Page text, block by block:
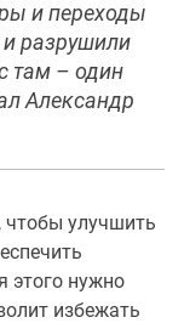
и переходы
и разрушили
там – один
Александр
чтобы улучшить
этого нужно
избежать